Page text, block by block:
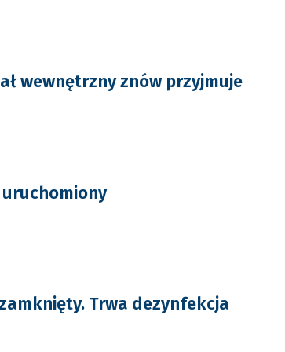
wewnętrzny znów przyjmuje
uruchomiony
Trwa dezynfekcja